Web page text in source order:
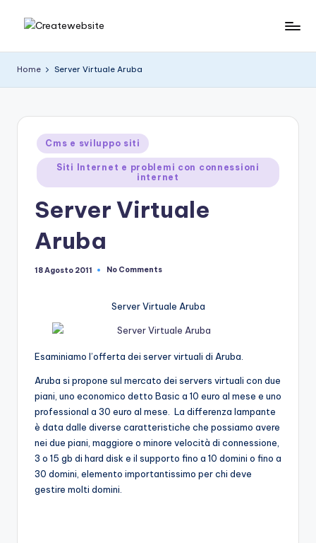
r
e
a
w
si
suggerimenti
Home Server Virtuale Aruba
Posted
in
Cms e sviluppo siti
Siti Internet e problemi con connessioni
internet
Server Virtuale
Aruba
18 Agosto 2011 No Comments
Server Virtuale Aruba
Esaminiamo l’offerta dei server virtuali di Aruba.
Aruba si propone sul mercato dei servers virtuali con due
piani, uno economico detto Basic a 10 euro al mese e uno
professional a 30 euro al mese. La differenza lampante
è data dalle diverse caratteristiche che possiamo avere
nei due piani, maggiore o minore velocità di connessione,
3 o 15 gb di hard disk e il supporto fino a 10 domini o fino a
30 domini, elemento importantissimo per chi deve
gestire molti domini.